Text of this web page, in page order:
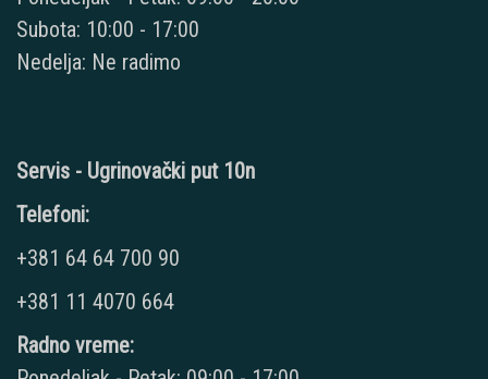
Subota: 10:00 - 17:00
Nedelja: Ne radimo
Servis - Ugrinovački put 10n
Telefoni:
+381 64 64 700 90
+381 11 4070 664
Radno vreme: